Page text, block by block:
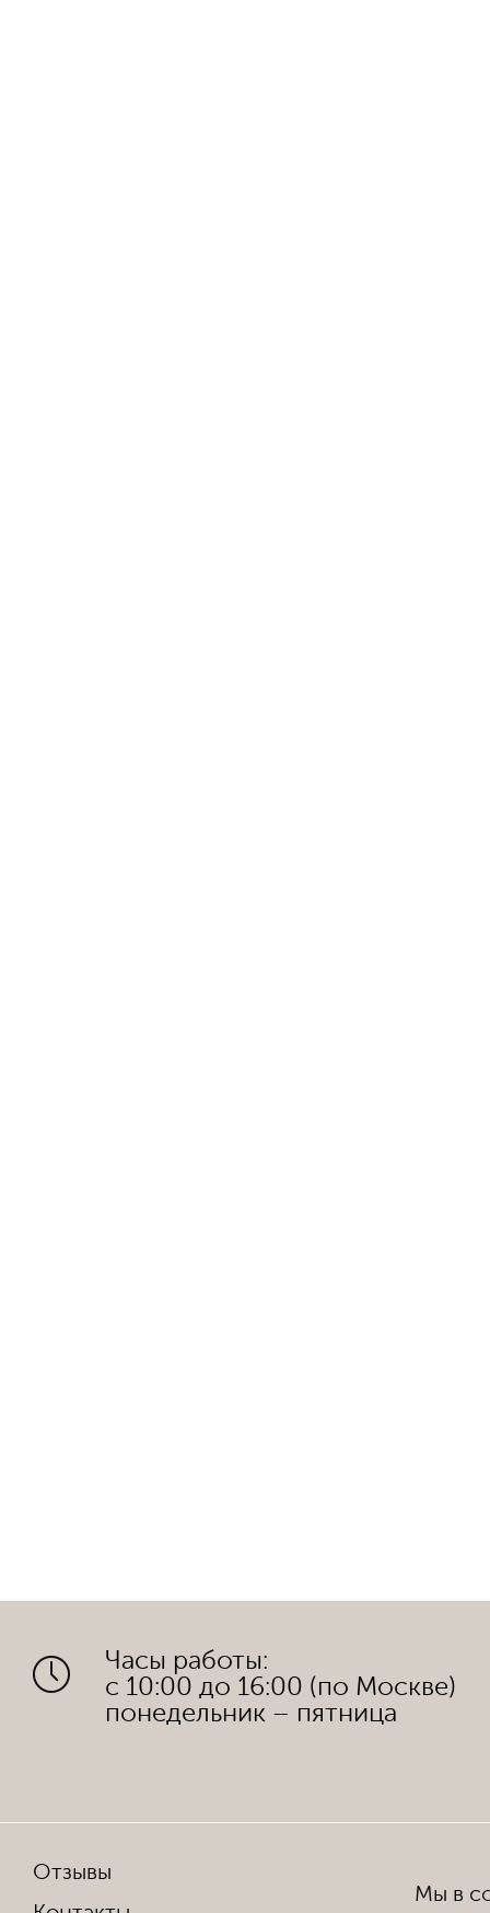
Часы работы:
с 10:00 до 16:00 (по Москве)
понедельник – пятница
Отзывы
Мы в